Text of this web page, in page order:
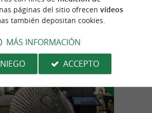
n
u
e
s
t
r
o
f
a
v
o
r
i
t
o
páginas del sitio ofrecen vídeos
también depositan cookies.
MÁS INFORMACIÓN
ACCEPTO